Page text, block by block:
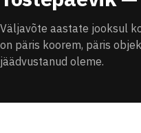
Väljavõte aastate jooksul
on päris koorem, päris
jäädvustanud oleme.